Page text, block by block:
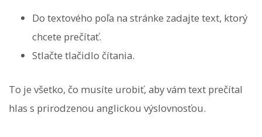
Do textového poľa na stránke zadajte text, ktorý
chcete prečítať.
Stlačte tlačidlo čítania.
To je všetko, čo musíte urobiť, aby vám text prečítal
hlas s prirodzenou anglickou výslovnosťou.